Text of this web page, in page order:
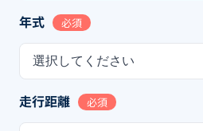
年式 必須
選択してください
走行距離 必須